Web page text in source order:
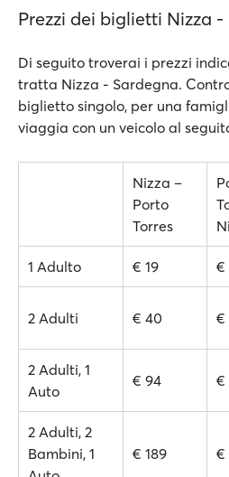
Prezzi dei biglietti Nizza
Di seguito troverai i prezzi
tratta Nizza - Sardegna.
biglietto singolo, per una
viaggia con un veicolo al
Nizza –
Porto
Torres
1 Adulto € 19 €
2 Adulti € 40 €
2 Adulti, 1
Auto
€ 94 €
2 Adulti, 2
Bambini, 1
€ 189 €